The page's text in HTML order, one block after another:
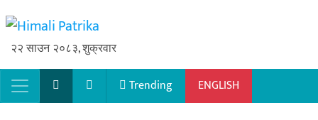
२२ साउन २०८३, शुक्रवार
Main Navigation
Trending ENGLISH